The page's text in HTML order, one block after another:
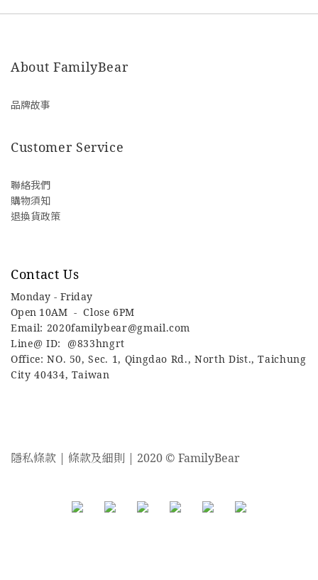
About FamilyBear
品牌故事
Customer Service
聯絡我們
購物須知
退換貨政策
Contact Us
Monday - Friday
Open 10AM - Close 6PM
Email: 2020familybear@gmail.com
Line@ ID: @833hngrt
Office: NO. 50, Sec. 1, Qingdao Rd., North Dist., Taichung
City 40434, Taiwan
隱私條款 | 條款及細則 | 2020 © FamilyBear